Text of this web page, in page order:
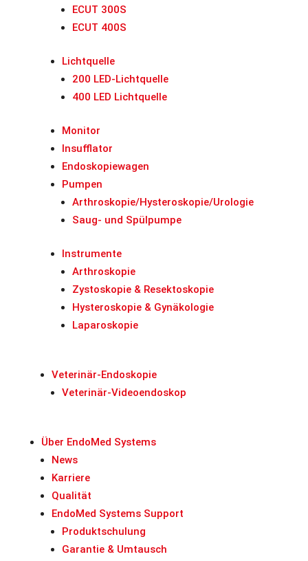
ECUT 300S
ECUT 400S
Lichtquelle
200 LED-Lichtquelle
400 LED Lichtquelle
Monitor
Insufflator
Endoskopiewagen
Pumpen
Arthroskopie/Hysteroskopie/Urologie
Saug- und Spülpumpe
Instrumente
Arthroskopie
Zystoskopie & Resektoskopie
Hysteroskopie & Gynäkologie
Laparoskopie
Veterinär-Endoskopie
Veterinär-Videoendoskop
Über EndoMed Systems
News
Karriere
Qualität
EndoMed Systems Support
Produktschulung
Garantie & Umtausch